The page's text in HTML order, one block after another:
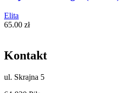
Elita
65.00 zł
Kontakt
ul. Skrajna 5